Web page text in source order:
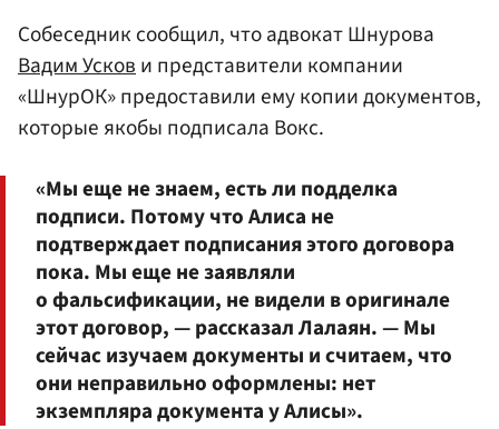
Собеседник сообщил, что адвокат Шнурова
Вадим Ускови представители компании
«ШнурОК» предоставили ему копии документов,
которые якобы подписала Вокс.
«Мы еще не знаем, есть ли подделка
подписи. Потому что Алиса не
подтверждает подписания этого договора
пока. Мы еще не заявляли
о фальсификации, не видели в оригинале
этот договор, — рассказал Лалаян. — Мы
сейчас изучаем документы и считаем, что
они неправильно оформлены: нет
экземпляра документа у Алисы».